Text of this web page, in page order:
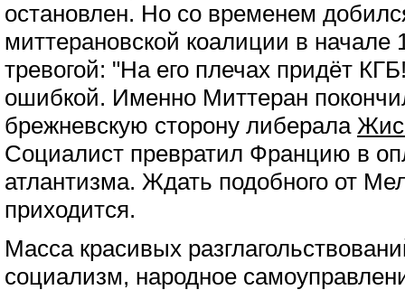
остановлен. Но со временем
миттерановской коалиции в начале
тревогой: "На его плечах придёт
ошибкой. Именно Миттеран
брежневскую сторону либерала
Социалист превратил Францию в
атлантизма. Ждать подобного от
приходится.
Масса красивых
социализм, народное